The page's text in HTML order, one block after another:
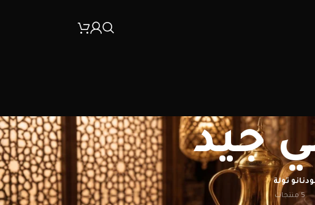
جيد
نانو تولة
5 منتجات